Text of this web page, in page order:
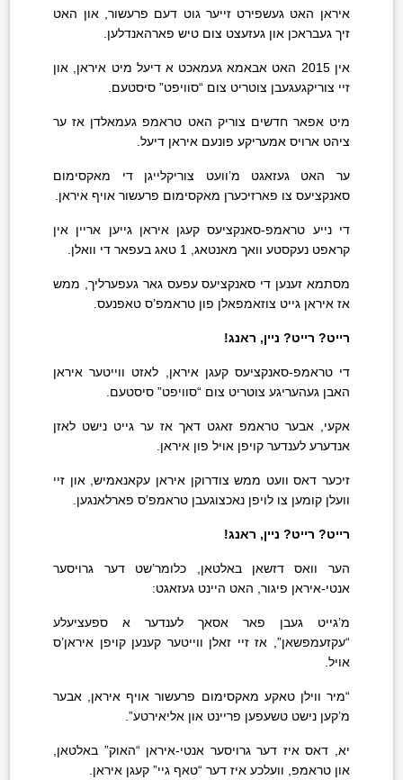
איראן האט געשפירט זייער גוט דעם פרעשור, און האט
זיך געבראכן און געזעצט צום טיש פארהאנדלען.
אין 2015 האט אבאמא געמאכט א דיעל מיט איראן, און
זיי צוריקגעגעבן צוטריט צום “סוויפט” סיסטעם.
מיט אפאר חדשים צוריק האט טראמפ געמאלדן אז ער
ציהט ארויס אמעריקע פונעם איראן דיעל.
ער האט געזאגט מ’וועט צוריקלייגן די מאקסימום
סאנקציעס צו פארזיכערן מאקסימום פרעשור אויף איראן.
די נייע טראמפ-סאנקציעס קעגן איראן גייען אריין אין
קראפט נעקסטע וואך מאנטאג, 1 טאג בעפאר די וואלן.
מסתמא זענען די סאנקציעס עפעס גאר געפערליך, ממש
אז איראן גייט צוזאמפאלן פון טראמפ’ס טאפנעס.
רייט? רייט? ניין, ראנג!
די טראמפ-סאנקציעס קעגן איראן, לאזט ווייטער איראן
האבן געהעריגע צוטריט צום “סוויפט” סיסטעם.
אקעי, אבער טראמפ זאגט דאך אז ער גייט נישט לאזן
אנדערע לענדער קויפן אויל פון איראן.
זיכער דאס וועט ממש צודרוקן איראן עקאנאמיש, און זיי
וועלן קומען צו לויפן נאכצוגעבן טראמפ’ס פארלאנגען.
רייט? רייט? ניין, ראנג!
הער וואס דזשאן באלטאן, כלומר’שט דער גרויסער
אנטי-איראן פיגור, האט היינט געזאגט:
מ’גייט געבן פאר אסאך לענדער א ספעציעלע
“עקזעמפשאן”, אז זיי זאלן ווייטער קענען קויפן איראן’ס
אויל.
“מיר ווילן טאקע מאקסימום פרעשור אויף איראן, אבער
מ’קען נישט טשעפען פריינט און אליאירטע”.
יא, דאס איז דער גרויסער אנטי-איראן “האוק” באלטאן,
און טראמפ, וועלכע איז דער “טאף גיי” קעגן איראן.